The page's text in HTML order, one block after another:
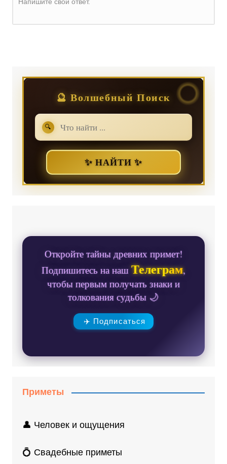
Напишите свой ответ.
🔮 Волшебный Поиск
🔍
✨ НАЙТИ ✨
Откройте тайны древних примет!
Подпишитесь на нашТелеграм,
чтобы первым получать знаки и
толкования судьбы 🌙
✈️ Подписаться
Приметы
👤 Человек и ощущения
💍 Свадебные приметы